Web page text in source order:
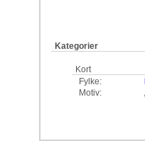
Kategorier
Kort
Fylke:
Motiv: